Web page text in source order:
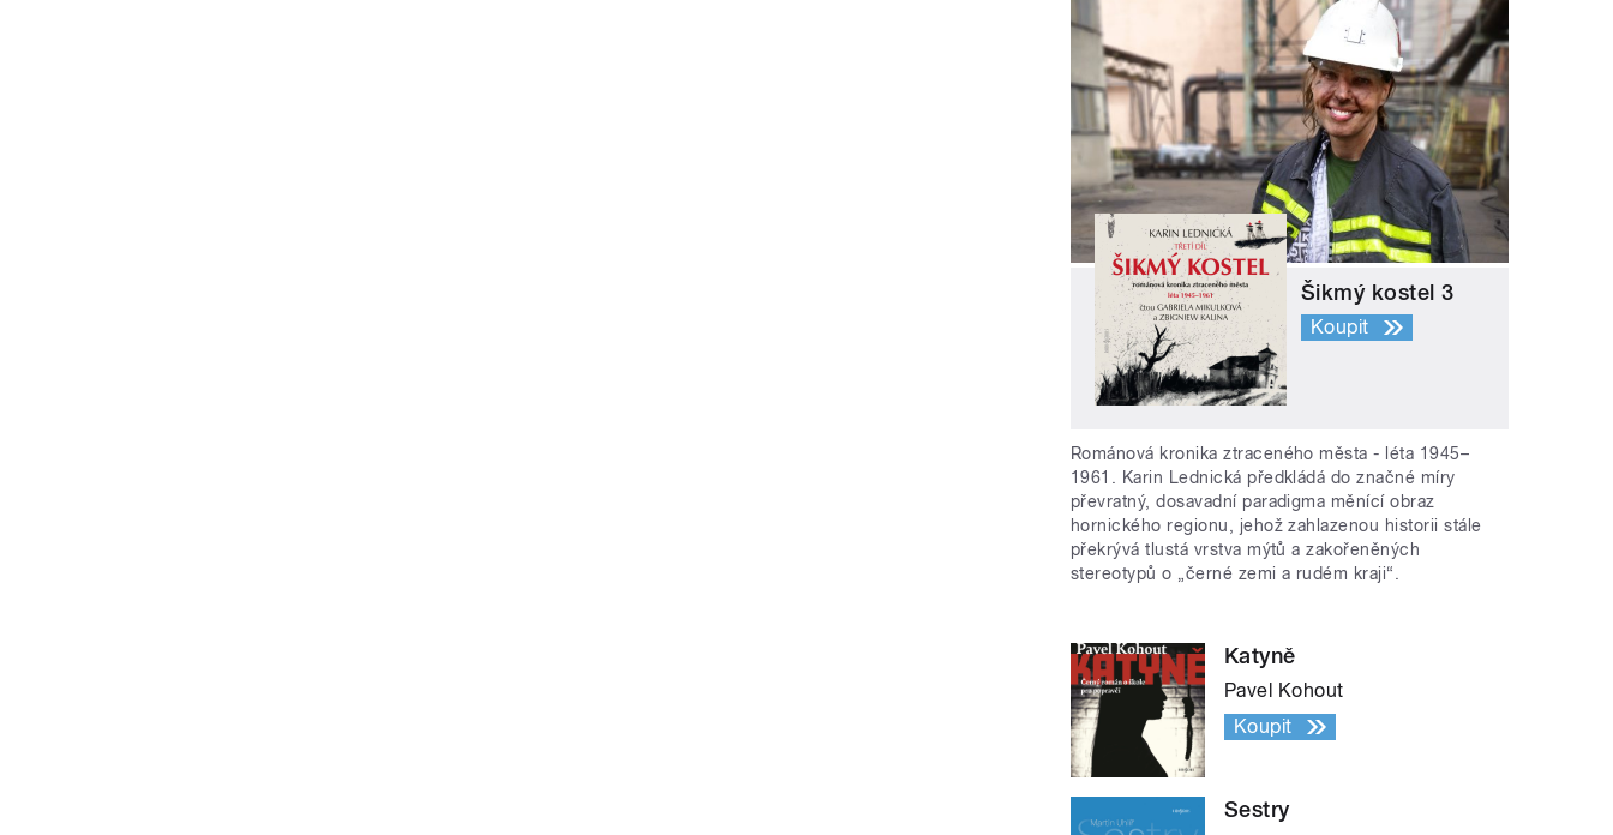
Šikmý kostel 3
Koupit
Románová kronika ztraceného města - léta 1945–
1961. Karin Lednická předkládá do značné míry
převratný, dosavadní paradigma měnící obraz
hornického regionu, jehož zahlazenou historii stále
překrývá tlustá vrstva mýtů a zakořeněných
stereotypů o „černé zemi a rudém kraji“.
Katyně
Pavel Kohout
Koupit
Sestry